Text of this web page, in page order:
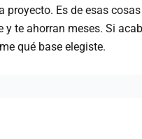
proyecto. Es de esas
y te ahorran meses. Si
qué base elegiste.